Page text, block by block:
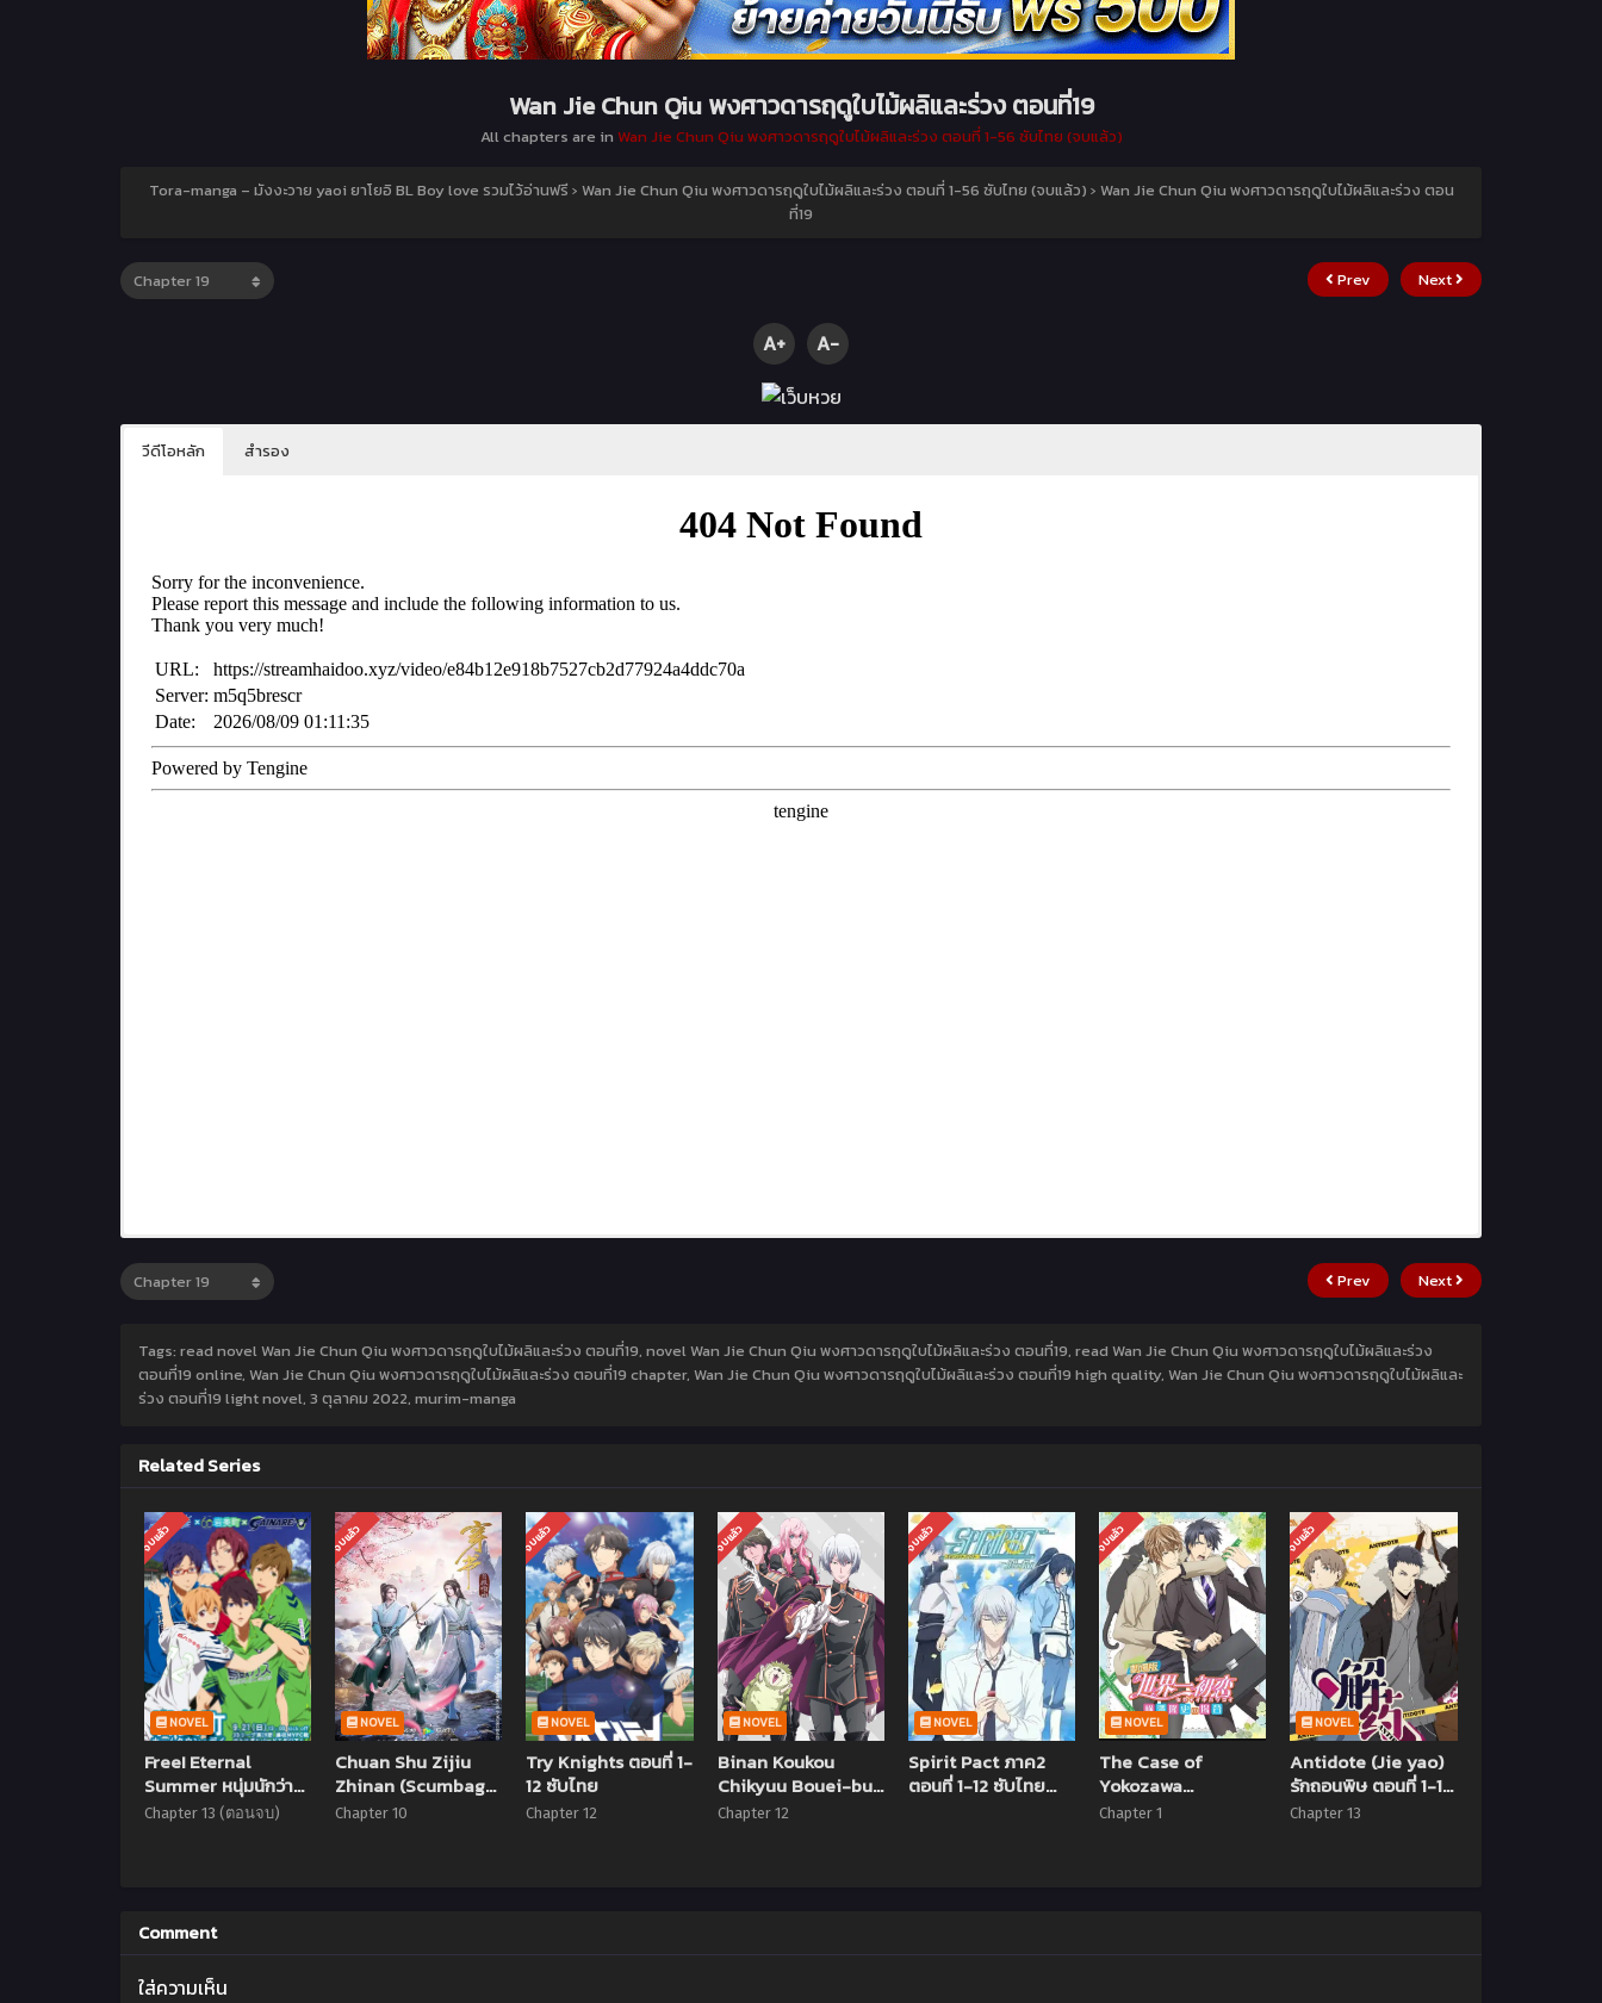
Wan Jie Chun Qiu พงศาวดารฤดูใบไม้ผลิและร่วง ตอนที่19
All chapters are in Wan Jie Chun Qiu พงศาวดารฤดูใบไม้ผลิและร่วง ตอนที่ 1-56 ซับไทย (จบแล้ว)
Tora-manga – มังงะวาย yaoi ยาโยอิ BL Boy love รวมไว้อ่านฟรี › Wan Jie Chun Qiu พงศาวดารฤดูใบไม้ผลิและร่วง ตอนที่ 1-56 ซับไทย (จบแล้ว) › Wan Jie Chun Qiu พงศาวดารฤดูใบไม้ผลิและร่วง ตอน
ที่19
Prev Next
A+ A-
วีดีโอหลัก สำรอง
Prev Next
Tags: read novel Wan Jie Chun Qiu พงศาวดารฤดูใบไม้ผลิและร่วง ตอนที่19, novel Wan Jie Chun Qiu พงศาวดารฤดูใบไม้ผลิและร่วง ตอนที่19, read Wan Jie Chun Qiu พงศาวดารฤดูใบไม้ผลิและร่วง
ตอนที่19 online, Wan Jie Chun Qiu พงศาวดารฤดูใบไม้ผลิและร่วง ตอนที่19 chapter, Wan Jie Chun Qiu พงศาวดารฤดูใบไม้ผลิและร่วง ตอนที่19 high quality, Wan Jie Chun Qiu พงศาวดารฤดูใบไม้ผลิและ
ร่วง ตอนที่19 light novel, 3 ตุลาคม 2022, murim-manga
Related Series
จบแล้ว
NOVEL
Free! Eternal
Summer หนุ่มนักว่าย
น้ำ ภาค2 ตอนที่ 1-13
Chapter 13 (ตอนจบ)
จบแล้ว
NOVEL
Chuan Shu Zijiu
Zhinan (Scumbag
System) ตอนที่ 1-10
Chapter 10
จบแล้ว
NOVEL
Try Knights ตอนที่ 1-
12 ซับไทย
Chapter 12
จบแล้ว
NOVEL
Binan Koukou
Chikyuu Bouei-bu
Love! ภาค2 ตอนที่ 1-
Chapter 12
จบแล้ว
NOVEL
Spirit Pact ภาค2
ตอนที่ 1-12 ซับไทย
จบแล้ว
NOVEL
The Case of
Yokozawa
Takafumi (The
Chapter 1
จบแล้ว
NOVEL
Antidote (Jie yao)
รักถอนพิษ ตอนที่ 1-13
ซับไทย (จบแล้ว)
Chapter 13
Comment
ใส่ความเห็น